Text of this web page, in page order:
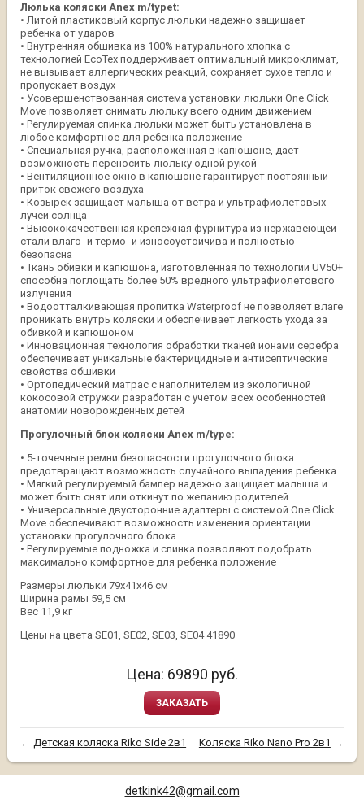
Люлька коляски Anex m/typet:
• Литой пластиковый корпус люльки надежно защищает
ребенка от ударов
• Внутренняя обшивка из 100% натурального хлопка с
технологией EcoTex поддерживает оптимальный микроклимат,
не вызывает аллергических реакций, сохраняет сухое тепло и
пропускает воздух
• Усовершенствованная система установки люльки One Click
Move позволяет снимать люльку всего одним движением
• Регулируемая спинка люльки может быть установлена в
любое комфортное для ребенка положение
• Специальная ручка, расположенная в капюшоне, дает
возможность переносить люльку одной рукой
• Вентиляционное окно в капюшоне гарантирует постоянный
приток свежего воздуха
• Козырек защищает малыша от ветра и ультрафиолетовых
лучей солнца
• Высококачественная крепежная фурнитура из нержавеющей
стали влаго- и термо- и износоустойчива и полностью
безопасна
• Ткань обивки и капюшона, изготовленная по технологии UV50+
способна поглощать более 50% вредного ультрафиолетового
излучения
• Водоотталкивающая пропитка Waterproof не позволяет влаге
проникать внутрь коляски и обеспечивает легкость ухода за
обивкой и капюшоном
• Инновационная технология обработки тканей ионами серебра
обеспечивает уникальные бактерицидные и антисептические
свойства обшивки
• Ортопедический матрас с наполнителем из экологичной
кокосовой стружки разработан с учетом всех особенностей
анатомии новорожденных детей
Прогулочный блок коляски Anex m/type:
• 5-точечные ремни безопасности прогулочного блока
предотвращают возможность случайного выпадения ребенка
• Мягкий регулируемый бампер надежно защищает малыша и
может быть снят или откинут по желанию родителей
• Универсальные двусторонние адаптеры с системой One Click
Move обеспечивают возможность изменения ориентации
установки прогулочного блока
• Регулируемые подножка и спинка позволяют подобрать
максимально комфортное для ребенка положение
Размеры люльки 79х41х46 см
Ширина рамы 59,5 см
Вес 11,9 кг
Цены на цвета SE01, SE02, SE03, SE04 41890
Цена: 69890 руб.
ЗАКАЗАТЬ
←Детская коляска Riko Side 2в1 Коляска Riko Nano Pro 2в1 →
detkink42@gmail.com